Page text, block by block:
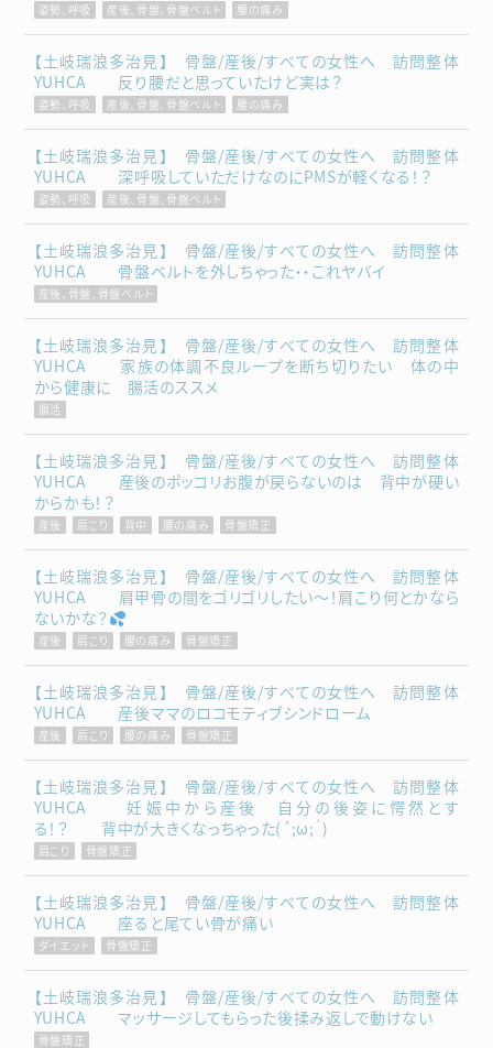
姿勢、呼吸 産後、骨盤、骨盤ベルト 腰の痛み
【土岐瑞浪多治見】 骨盤/産後/すべての女性へ 訪問整体
YUHCA 反り腰だと思っていたけど実は？
姿勢、呼吸 産後、骨盤、骨盤ベルト 腰の痛み
【土岐瑞浪多治見】 骨盤/産後/すべての女性へ 訪問整体
YUHCA 深呼吸していただけなのにPMSが軽くなる！？
姿勢、呼吸 産後、骨盤、骨盤ベルト
【土岐瑞浪多治見】 骨盤/産後/すべての女性へ 訪問整体
YUHCA 骨盤ベルトを外しちゃった・・これヤバイ
産後、骨盤、骨盤ベルト
【土岐瑞浪多治見】 骨盤/産後/すべての女性へ 訪問整体
YUHCA 家族の体調不良ループを断ち切りたい 体の中
から健康に 腸活のススメ
腸活
【土岐瑞浪多治見】 骨盤/産後/すべての女性へ 訪問整体
YUHCA 産後のポッコリお腹が戻らないのは 背中が硬い
からかも！？
産後 肩こり 背中 腰の痛み 骨盤矯正
【土岐瑞浪多治見】 骨盤/産後/すべての女性へ 訪問整体
YUHCA 肩甲骨の間をゴリゴリしたい～！肩こり何とかなら
ないかな？
産後 肩こり 腰の痛み 骨盤矯正
【土岐瑞浪多治見】 骨盤/産後/すべての女性へ 訪問整体
YUHCA 産後ママのロコモティブシンドローム
産後 肩こり 腰の痛み 骨盤矯正
【土岐瑞浪多治見】 骨盤/産後/すべての女性へ 訪問整体
YUHCA 妊娠中から産後 自分の後姿に愕然とす
る！？ 背中が大きくなっちゃった(´;ω;｀)
肩こり 骨盤矯正
【土岐瑞浪多治見】 骨盤/産後/すべての女性へ 訪問整体
YUHCA 座ると尾てい骨が痛い
ダイエット 骨盤矯正
【土岐瑞浪多治見】 骨盤/産後/すべての女性へ 訪問整体
YUHCA マッサージしてもらった後揉み返しで動けない
骨盤矯正